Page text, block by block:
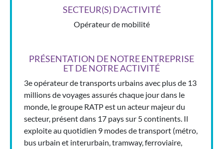
SECTEUR(S) D’ACTIVITÉ
Opérateur de mobilité
PRÉSENTATION DE NOTRE ENTREPRISE
ET DE NOTRE ACTIVITÉ
3e opérateur de transports urbains avec plus de 13
millions de voyages assurés chaque jour dans le
monde, le groupe RATP est un acteur majeur du
secteur, présent dans 17 pays sur 5 continents. Il
exploite au quotidien 9 modes de transport (métro,
bus urbain et interurbain, tramway, ferroviaire,